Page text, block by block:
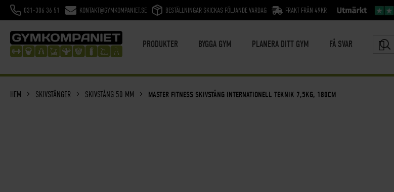
HOPPA
INNEHÅLL
031-306 36 51 KONTAKT@GYMKOMPANIET.SE BESTÄLLNINGAR SKICKAS FÖLJANDE VARDAG FRAKT FRÅN 49KR
PRODUKTER BYGGA GYM PLANERA DITT GYM FÅ SVAR
HEM SKIVSTÄNGER SKIVSTÅNG 50 MM
MASTER FITNESS SKIVSTÅNG INTERNATIONELL TEKNIK 7,5KG, 180CM